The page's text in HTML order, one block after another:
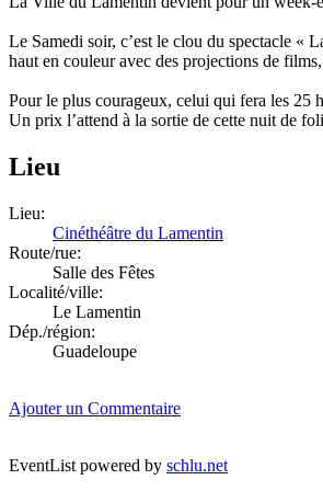
Le Samedi soir, c’est le clou du spectacle «
haut en couleur avec des projections de
Pour le plus courageux, celui qui fera les 25
Un prix l’attend à la sortie de cette nuit de
Lieu
Lieu:
Cinéthéâtre du Lamentin
Route/rue:
Salle des Fêtes
Localité/ville:
Le Lamentin
Dép./région:
Guadeloupe
Ajouter un Commentaire
EventList powered by schlu.net